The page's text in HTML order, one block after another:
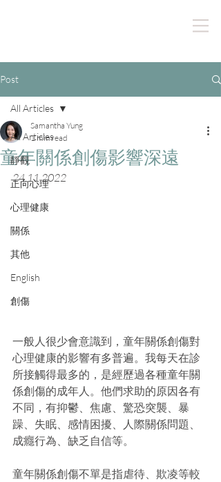
Post
All Articles
靜觀
正向心理
心理健康
關係
其他
English
創傷
All Articles
童年關係創傷影響深遠
Samantha Yung
1 min read
24.11.2022
一般人很少會意識到，童年關係創傷對
心理健康的影響有多普遍。我每天在診
所接觸得最多的，是經歷過各種童年關
係創傷的成年人。他們求助的原因各有
不同，有抑鬱、焦慮、驚恐突襲、暴
躁、失眠、感情困擾、人際關係問題、
成癮行為、缺乏自信等。
童年關係創傷不單是指虐待、欺凌等較